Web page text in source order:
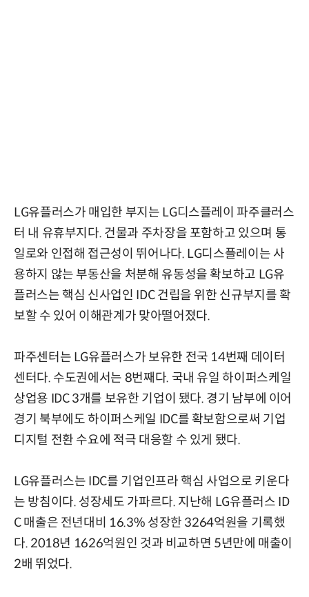
LG유플러스가 매입한 부지는 LG디스플레이 파주클러스
터 내 유휴부지다. 건물과 주차장을 포함하고 있으며 통
일로와 인접해 접근성이 뛰어나다. LG디스플레이는 사
용하지 않는 부동산을 처분해 유동성을 확보하고 LG유
플러스는 핵심 신사업인 IDC 건립을 위한 신규부지를 확
보할 수 있어 이해관계가 맞아떨어졌다.
파주센터는 LG유플러스가 보유한 전국 14번째 데이터
센터다. 수도권에서는 8번째다. 국내 유일 하이퍼스케일
상업용 IDC 3개를 보유한 기업이 됐다. 경기 남부에 이어
경기 북부에도 하이퍼스케일 IDC를 확보함으로써 기업
디지털 전환 수요에 적극 대응할 수 있게 됐다.
LG유플러스는 IDC를 기업인프라 핵심 사업으로 키운다
는 방침이다. 성장세도 가파르다. 지난해 LG유플러스 ID
C 매출은 전년대비 16.3% 성장한 3264억원을 기록했
다. 2018년 1626억원인 것과 비교하면 5년만에 매출이
2배 뛰었다.